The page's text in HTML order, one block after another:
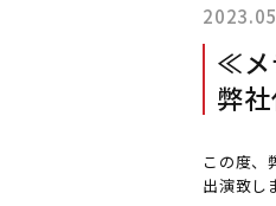
≪メ
弊
この度、
出演致し